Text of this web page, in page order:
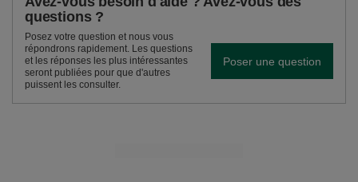
questions ?
Posez votre question et nous vous
répondrons rapidement. Les questions
et les réponses les plus intéressantes
seront publiées pour que d'autres
puissent les consulter.
Poser une question